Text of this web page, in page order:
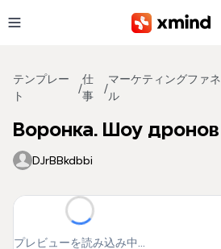
テンプレー
ト
/
仕
事
/
マーケティングファネ
ル
Воронка. Шоу дронов
DJrBBkdbbi
プレビューを読み込み中...